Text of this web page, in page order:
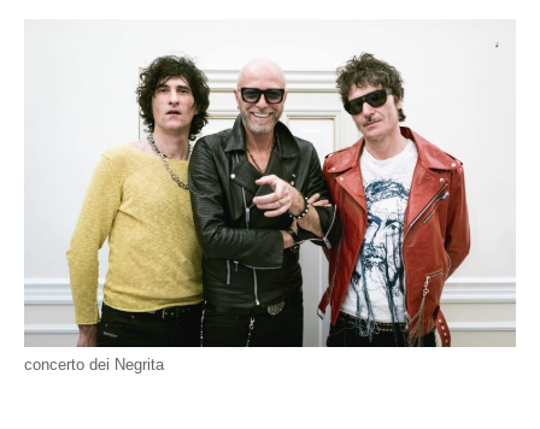
concerto dei Negrita